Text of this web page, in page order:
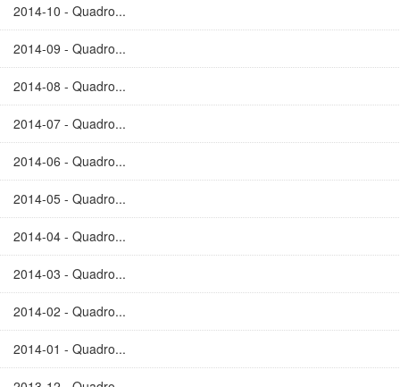
2014-10 - Quadro...
2014-09 - Quadro...
2014-08 - Quadro...
2014-07 - Quadro...
2014-06 - Quadro...
2014-05 - Quadro...
2014-04 - Quadro...
2014-03 - Quadro...
2014-02 - Quadro...
2014-01 - Quadro...